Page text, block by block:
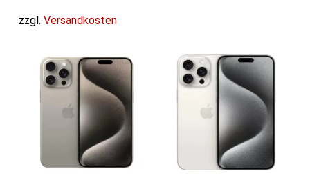
zzgl.Versandkosten